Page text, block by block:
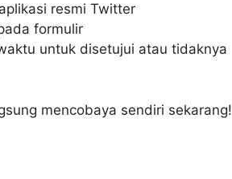
resmi Twitter
formulir
untuk disetujui atau tidaknya
mencobaya sendiri sekarang!